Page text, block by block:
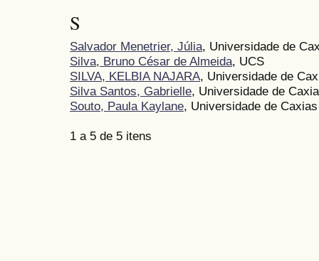
S
Salvador Menetrier, Júlia, Universidade de
Silva, Bruno César de Almeida, UCS
SILVA, KELBIA NAJARA, Universidade de
Silva Santos, Gabrielle, Universidade de
Souto, Paula Kaylane, Universidade de
1 a 5 de 5 itens